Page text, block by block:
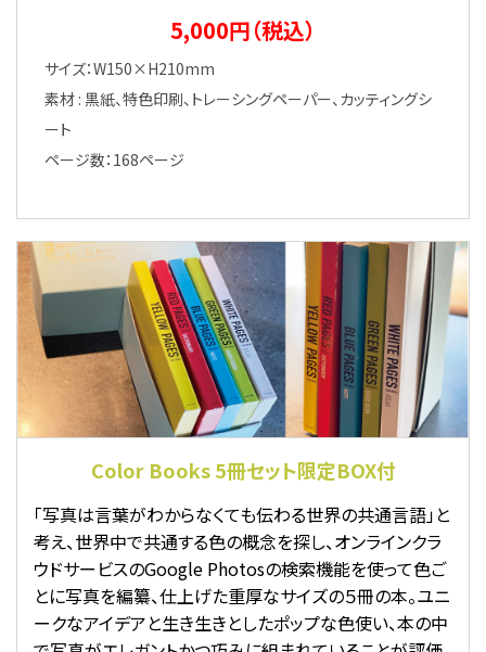
5,000円（税込）
サイズ：W150×H210mm
素材 : 黒紙、特色印刷、トレーシングペーパー、カッティングシ
ート
ページ数：168ページ
Color Books 5冊セット限定BOX付
「写真は言葉がわからなくても伝わる世界の共通言語」と
考え、世界中で共通する色の概念を探し、オンラインクラ
ウドサービスのGoogle Photosの検索機能を使って色ご
とに写真を編纂、仕上げた重厚なサイズの５冊の本。ユニ
ークなアイデアと生き生きとしたポップな色使い、本の中